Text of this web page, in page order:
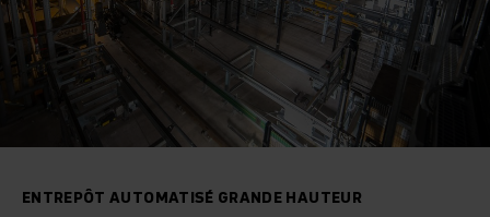
ENTREPÔT AUTOMATISÉ GRANDE HAUTEUR